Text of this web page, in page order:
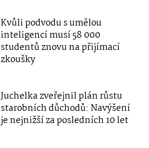
Kvůli podvodu s umělou
inteligencí musí 58 000
studentů znovu na přijímací
zkoušky
Juchelka zveřejnil plán růstu
starobních důchodů: Navýšení
je nejnižší za posledních 10 let